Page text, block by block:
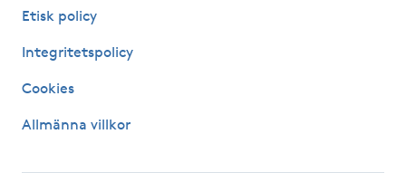
Katun fransar
Etisk policy
Integritetspolicy
Cookies
Allmänna villkor